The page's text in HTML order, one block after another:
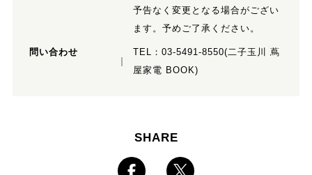
予告なく変更となる場合がござい
ます。予めご了承ください。
問い合わせ TEL： 03-5491-8550(二子玉川 蔦
屋家電 BOOK)
SHARE